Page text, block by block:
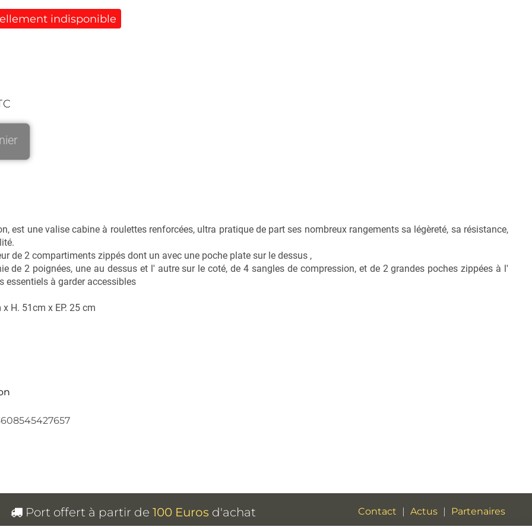
indisponible
est une valise cabine à roulettes renforcées, ultra pratique de part ses nombreux rangements sa légèreté, sa résistance,
de 2 compartiments zippés dont un avec une poche plate sur le dessus ,
de 2 poignées, une au dessus et l' autre sur le coté, de 4 sangles de compression, et de 2 grandes poches zippées à l'
essentiels à garder accessibles
H. 51cm x EP. 25 cm
Facebook
sur X
un épingle sur Pinterest
par mail
Port offert à partir de 100 Euros d'achat Contact Actus
Partenaires